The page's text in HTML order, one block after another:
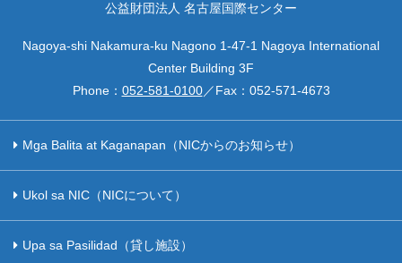
公益財団法人 名古屋国際センター
Nagoya-shi Nakamura-ku Nagono 1-47-1 Nagoya International
Center Building 3F
Phone： 052-581-0100／Fax： 052-571-4673
Mga Balita at Kaganapan（NICからのお知らせ）
Ukol sa NIC（NICについて）
Upa sa Pasilidad（貸し施設）